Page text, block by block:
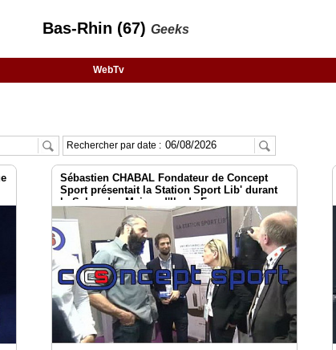
Bas-Rhin (67) Geeks
WebTv
Rechercher par date :
Sébastien CHABAL Fondateur de Concept
Sport présentait la Station Sport Lib' durant
le Salon des Maires d'Ile de France
@sebchabal